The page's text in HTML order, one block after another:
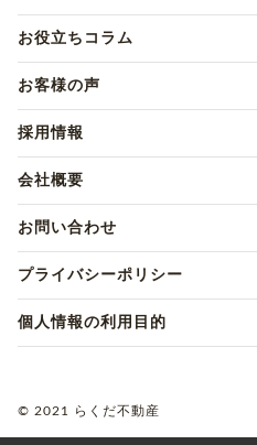
お役立ちコラム
お客様の声
採用情報
会社概要
お問い合わせ
プライバシーポリシー
個人情報の利用目的
© 2021 らくだ不動産